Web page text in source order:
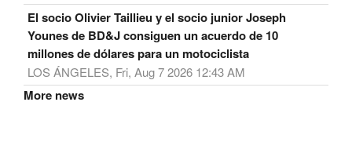
El socio Olivier Taillieu y el socio junior Joseph
Younes de BD&J consiguen un acuerdo de 10
millones de dólares para un motociclista
LOS ÁNGELES, Fri, Aug 7 2026 12:43 AM
More news